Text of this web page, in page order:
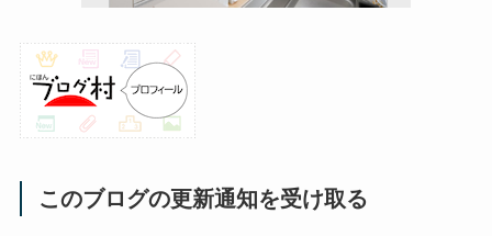
このブログの更新通知を受け取る